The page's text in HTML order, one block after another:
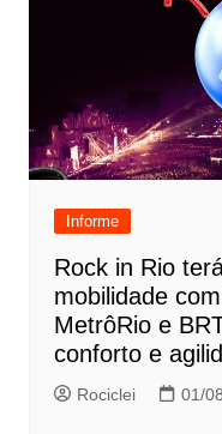
Informe
Rock in Rio
mobilidade
MetrôRio e
conforto e
Rociclei 01/